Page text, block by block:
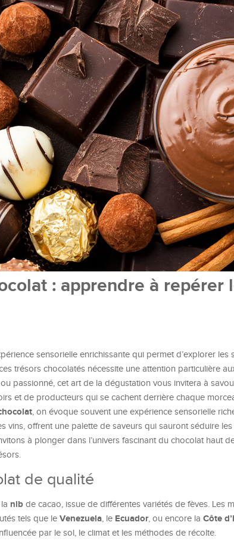
: apprendre à repérer
sensorielle enrichissante qui permet d’explorer les
trésors chocolatés nécessite une attention particulière
passionné, cet art de la dégustation vous invitera à
et de producteurs qui se cachent derrière chaque
, on évoque souvent une expérience sensorielle
vins, offrent une palette de saveurs qui sauront séduire
à plonger dans l’univers fascinant du chocolat haut
de qualité
nib de cacao, issue de différentes variétés de fèves. Les
tels que le Venezuela, le Ecuador, ou encore la Côte
par le sol, le climat et les méthodes de récolte.